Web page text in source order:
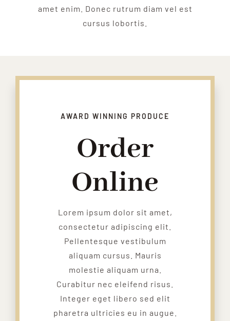
amet enim. Donec rutrum diam vel est
cursus lobortis.
AWARD WINNING PRODUCE
Order
Online
Lorem ipsum dolor sit amet,
consectetur adipiscing elit.
Pellentesque vestibulum
aliquam cursus. Mauris
molestie aliquam urna.
Curabitur nec eleifend risus.
Integer eget libero sed elit
pharetra ultricies eu in augue.